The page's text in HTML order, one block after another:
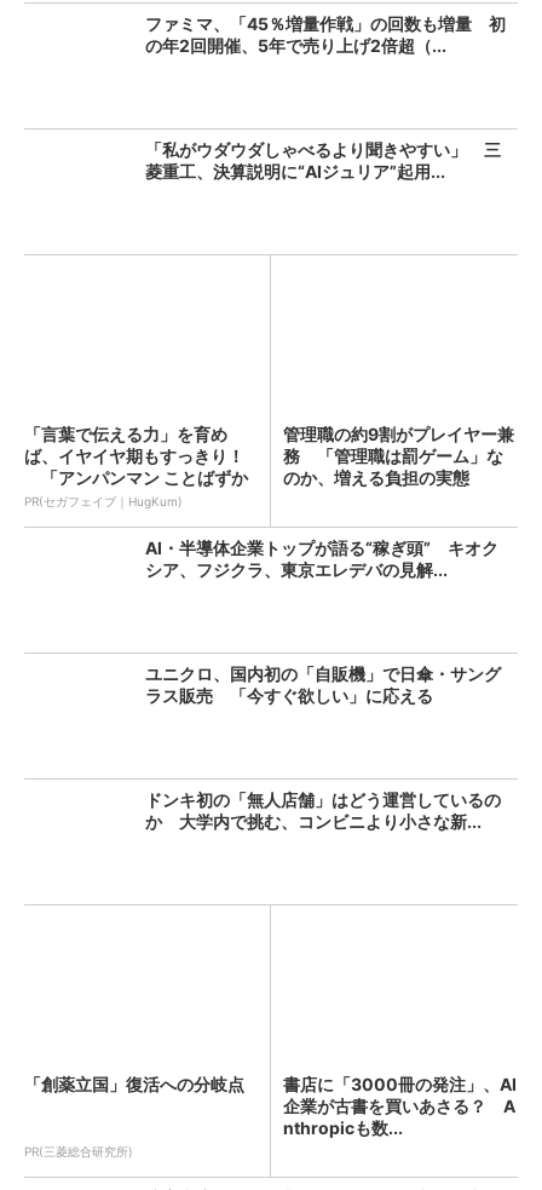
ファミマ、「45％増量作戦」の回数も増量 初
の年2回開催、5年で売り上げ2倍超（...
「私がウダウダしゃべるより聞きやすい」 三
菱重工、決算説明に“AIジュリア”起用...
「言葉で伝える力」を育め
ば、イヤイヤ期もすっきり！
「アンパンマン ことばずか
ん...
PR(セガフェイブ｜HugKum)
管理職の約9割がプレイヤー兼
務 「管理職は罰ゲーム」な
のか、増える負担の実態
AI・半導体企業トップが語る“稼ぎ頭” キオク
シア、フジクラ、東京エレデバの見解...
ユニクロ、国内初の「自販機」で日傘・サング
ラス販売 「今すぐ欲しい」に応える
ドンキ初の「無人店舗」はどう運営しているの
か 大学内で挑む、コンビニより小さな新...
「創薬立国」復活への分岐点
PR(三菱総合研究所)
書店に「3000冊の発注」、AI
企業が古書を買いあさる？ A
nthropicも数...